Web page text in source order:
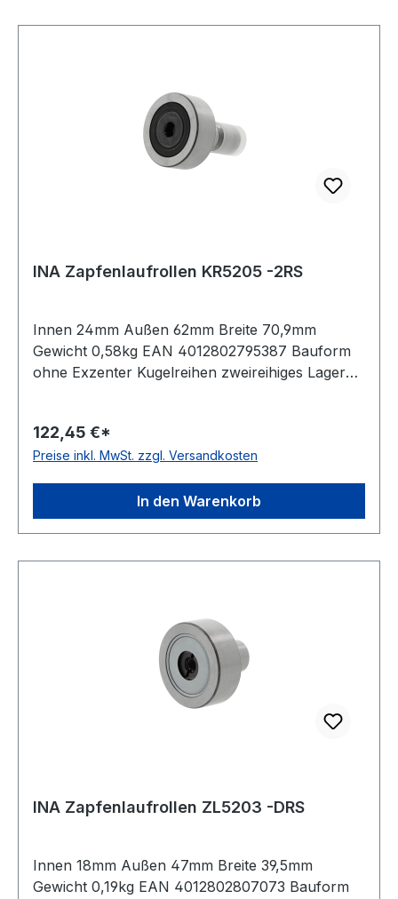
INA Zapfenlaufrollen KR5205 -2RS
Innen 24mm Außen 62mm Breite 70,9mm
Gewicht 0,58kg EAN 4012802795387 Bauform
ohne Exzenter Kugelreihen zweireihiges Lager
+120 °C Dichtung beidseitig Lippendichtung
122,45 €*
Preise inkl. MwSt. zzgl. Versandkosten
In den Warenkorb
INA Zapfenlaufrollen ZL5203 -DRS
Innen 18mm Außen 47mm Breite 39,5mm
Gewicht 0,19kg EAN 4012802807073 Bauform